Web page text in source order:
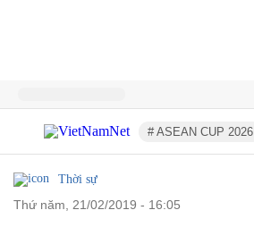
# ASEAN CUP 2026
Thời sự
thứ năm, 21/02/2019 - 16:05